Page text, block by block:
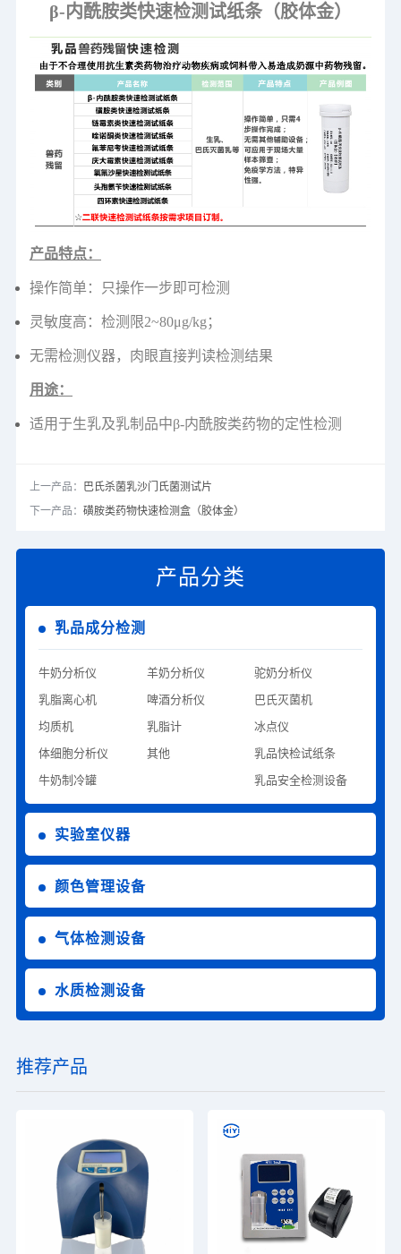
产品分类
乳品成分检测
牛奶分析仪 羊奶分析仪
驼奶分析仪
乳脂离心机
啤酒分析仪
巴氏灭菌机
均质机
乳脂计
冰点仪
体细胞分析仪
其他
乳品快检试纸条
牛奶制冷罐
乳品安全检测设备
实验室仪器
颜色管理设备
气体检测设备
水质检测设备
β-内酰胺类快速检测试纸条（胶体金）
产品特点：
操作简单：只操作一步即可检测
灵敏度高：检测限2~80μg/kg；
无需检测仪器，肉眼直接判读检测结果
用途：
适用于生乳及乳制品中β-内酰胺类药物的定性检测
上一产品：
巴氏杀菌乳沙门氏菌测试片
下一产品： 磺胺类药物快速检测盒（胶体金）
推荐产品